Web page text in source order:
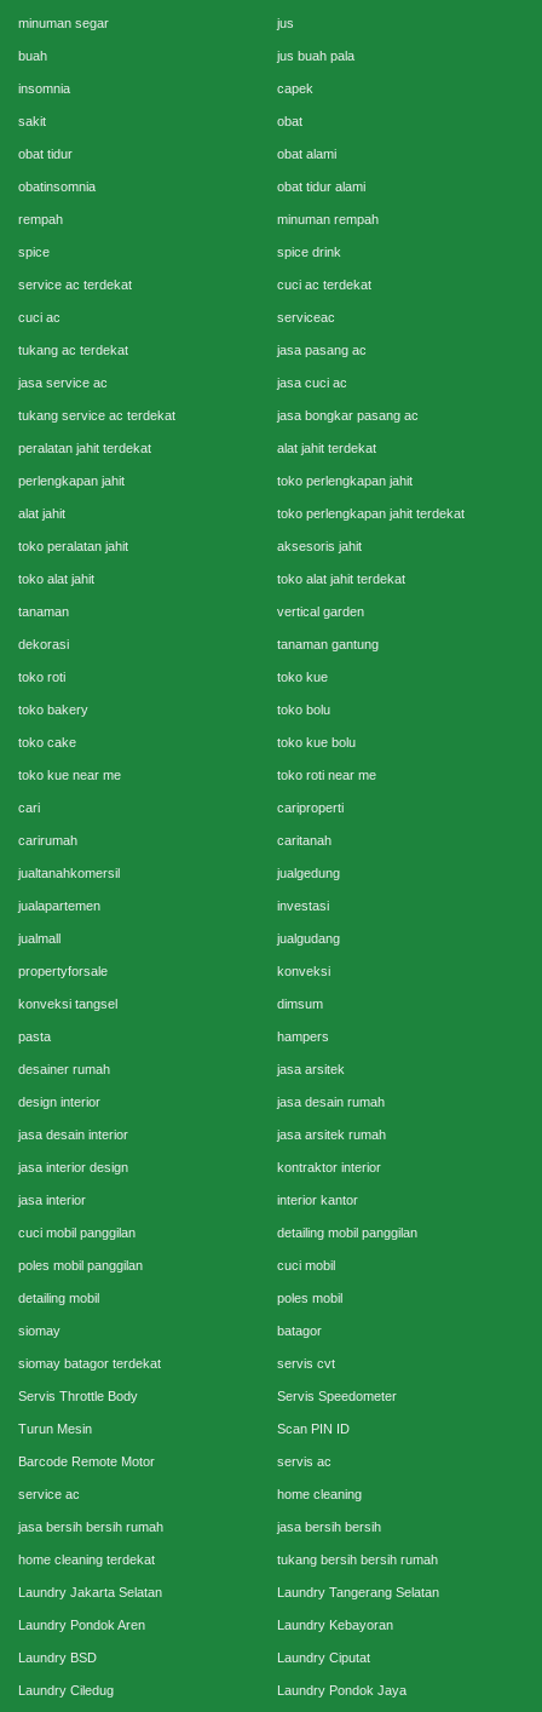
minuman segar jus
buah jus buah pala
insomnia capek
sakit obat
obat tidur obat alami
obatinsomnia obat tidur alami
rempah minuman rempah
spice spice drink
service ac terdekat cuci ac terdekat
cuci ac serviceac
tukang ac terdekat jasa pasang ac
jasa service ac jasa cuci ac
tukang service ac terdekat jasa bongkar pasang ac
peralatan jahit terdekat alat jahit terdekat
perlengkapan jahit toko perlengkapan jahit
alat jahit toko perlengkapan jahit terdekat
toko peralatan jahit aksesoris jahit
toko alat jahit toko alat jahit terdekat
tanaman vertical garden
dekorasi tanaman gantung
toko roti toko kue
toko bakery toko bolu
toko cake toko kue bolu
toko kue near me toko roti near me
cari cariproperti
carirumah caritanah
jualtanahkomersil jualgedung
jualapartemen investasi
jualmall jualgudang
propertyforsale konveksi
konveksi tangsel dimsum
pasta hampers
desainer rumah jasa arsitek
design interior jasa desain rumah
jasa desain interior jasa arsitek rumah
jasa interior design kontraktor interior
jasa interior interior kantor
cuci mobil panggilan detailing mobil panggilan
poles mobil panggilan cuci mobil
detailing mobil poles mobil
siomay batagor
siomay batagor terdekat servis cvt
Servis Throttle Body Servis Speedometer
Turun Mesin Scan PIN ID
Barcode Remote Motor servis ac
service ac home cleaning
jasa bersih bersih rumah jasa bersih bersih
home cleaning terdekat tukang bersih bersih rumah
Laundry Jakarta Selatan Laundry Tangerang Selatan
Laundry Pondok Aren Laundry Kebayoran
Laundry BSD Laundry Ciputat
Laundry Ciledug Laundry Pondok Jaya